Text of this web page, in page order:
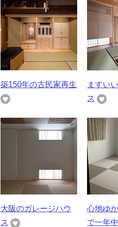
築150年の古民家再生
ますい
ス
大阪のガレージハウ
ス
心地ゆ
で一年